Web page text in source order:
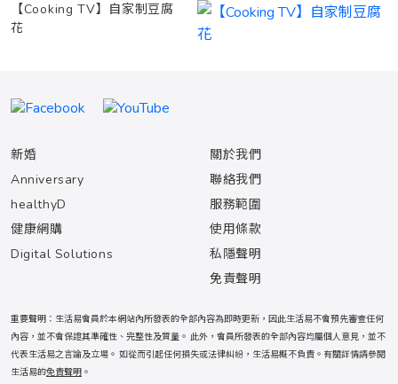
【Cooking TV】自家制豆腐
花
新婚
Anniversary
healthyD
健康網購
Digital Solutions
關於我們
聯絡我們
服務範圍
使用條款
私隱聲明
免責聲明
重要聲明：生活易會員於本網站內所發表的全部內容為即時更新，因此生活易不會預先審查任何
內容，並不會保證其準確性、完整性及質量。 此外，會員所發表的全部內容均屬個人意見，並不
代表生活易之言論及立場。 如從而引起任何損失或法律糾紛，生活易概不負責。有關詳情請參閱
生活易的免責聲明 。